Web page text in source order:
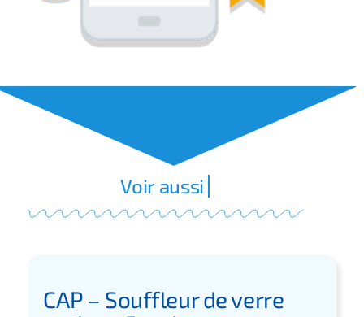
CAP – Souffleur de verre